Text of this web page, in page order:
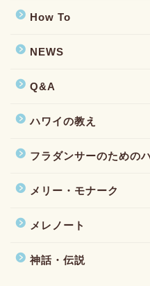
How To
NEWS
Q&A
ハワイの教え
フラダンサーのための
メリー・モナーク
メレノート
神話・伝説